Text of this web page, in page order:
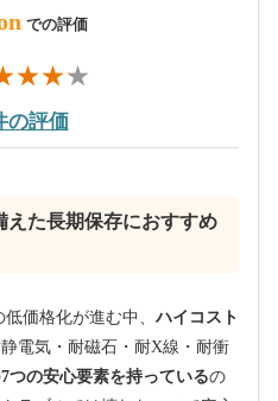
での評価
の評価
えた長期保存におすすめ
低価格化が進む中、ハイコスト
電気・耐磁石・耐X線・耐衝
7つの安心要素を持っているの